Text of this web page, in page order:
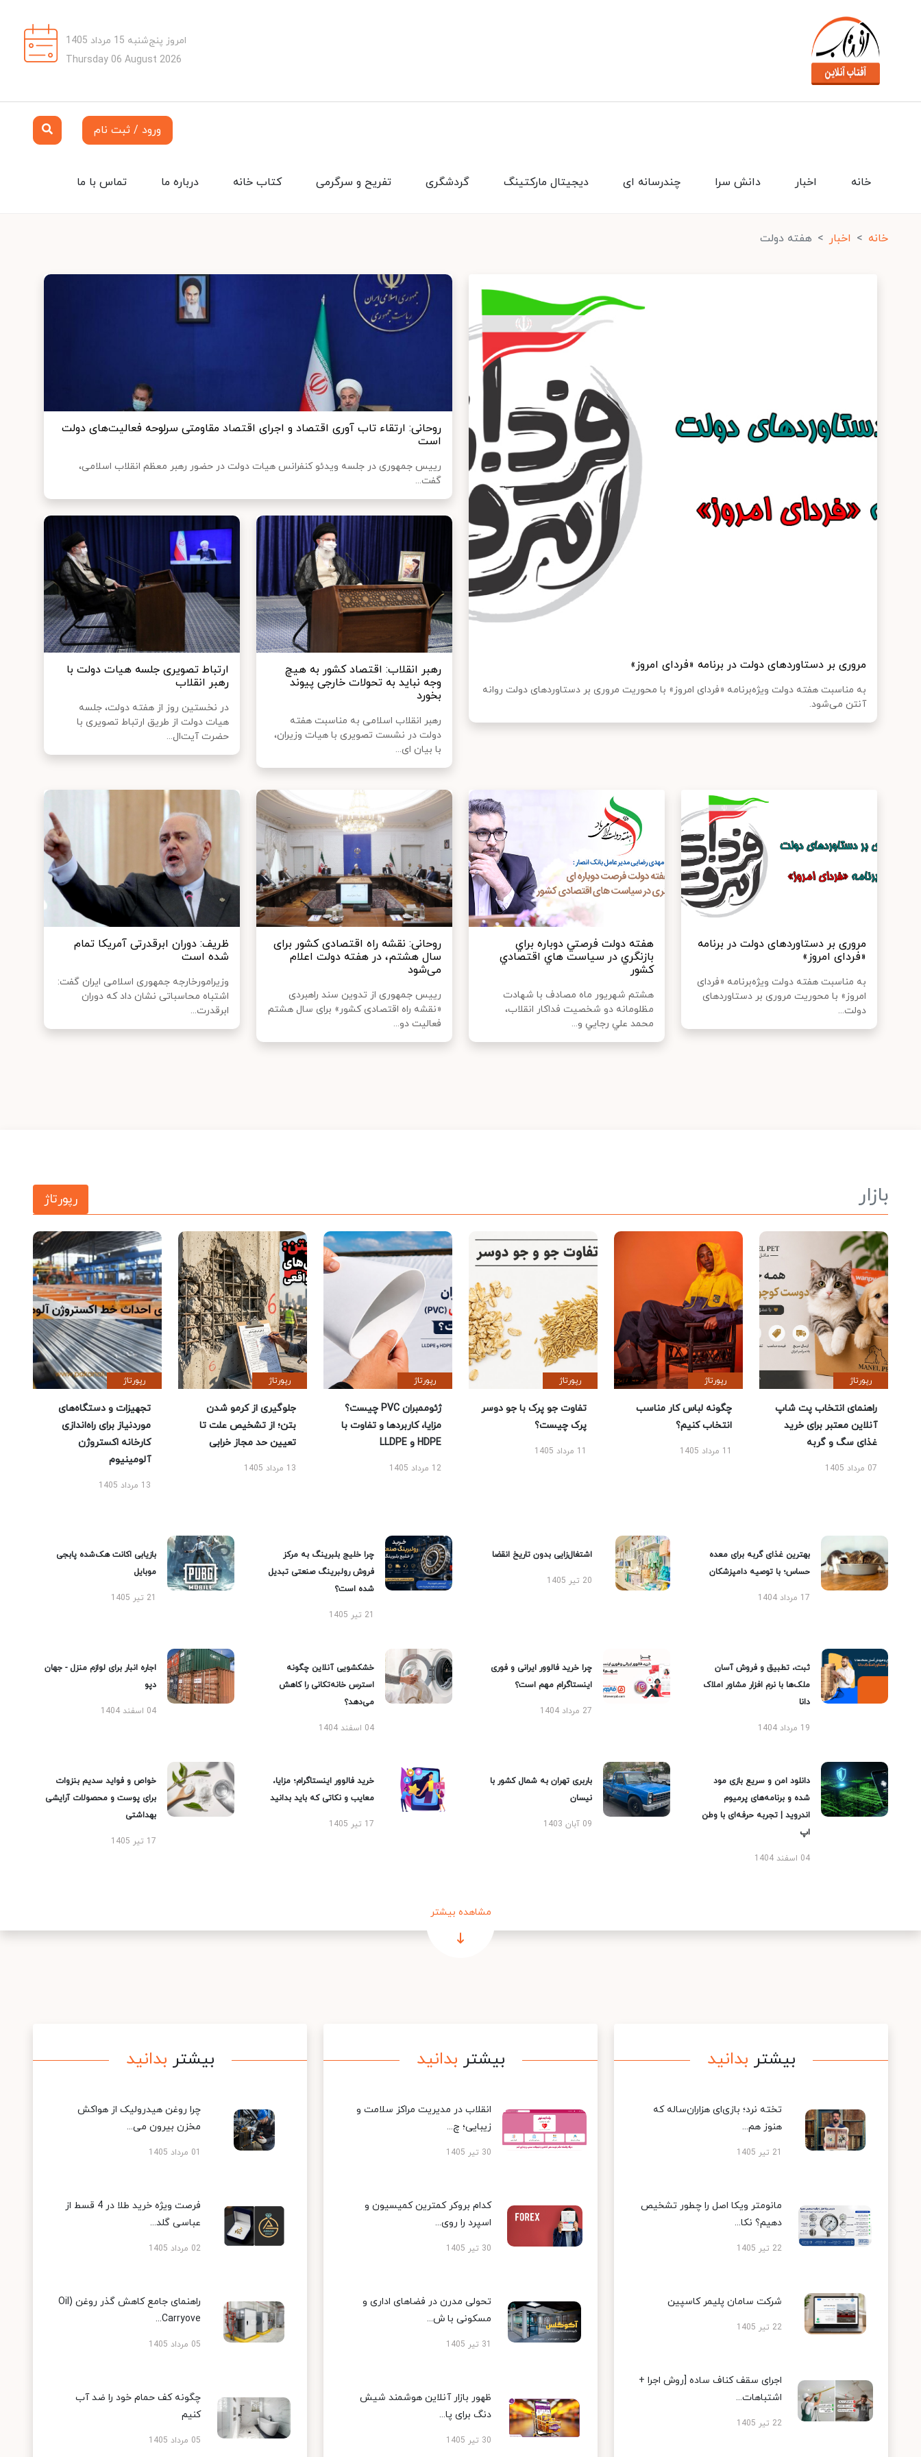
امروز پنج‌شنبه 15 مرداد 1405
Thursday 06 August 2026
ورود / ثبت نام
تماس با ما درباره ما کتاب خانه تفریح و سرگرمی گردشگری دیجیتال مارکتینگ چندرسانه ای دانش سرا اخبار خانه
خانه اخبار هفته دولت
مروری بر دستاوردهای دولت در برنامه «فردای امروز»
به مناسبت هفته دولت ویژه‌برنامه «فردای امروز» با محوریت مروری بر دستاوردهای دولت روانه
آنتن می‌شود.
روحانی: ارتقاء تاب‌ آوری اقتصاد و اجرای اقتصاد مقاومتی سرلوحه فعالیت‌های دولت
است
رییس جمهوری در جلسه ویدئو کنفرانس هیات دولت در حضور رهبر معظم انقلاب اسلامی،
گفت...
رهبر انقلاب: اقتصاد کشور به هیچ
وجه نباید به تحولات خارجی پیوند
بخورد
رهبر انقلاب اسلامی به مناسبت هفته
دولت در نشست تصویری با هیات وزیران،
با بیان ای...
ارتباط تصویری جلسه هیات دولت با
رهبر انقلاب
در نخستین روز از هفته دولت، جلسه‌
هیات دولت از طریق ارتباط تصویری با
حضرت آیت‌ال...
مروری بر دستاوردهای دولت در برنامه
«فردای امروز»
به مناسبت هفته دولت ویژه‌برنامه «فردای
امروز» با محوریت مروری بر دستاوردهای
دولت...
هفته دولت فرصتي دوباره براي
بازنگري در سياست هاي اقتصادي
کشور
هشتم شهريور ماه مصادف با شهادت
مظلومانه دو شخصيت فداکار انقلاب،
محمد علي رجايي و...
روحانی: نقشه راه اقتصادی کشور برای
سال هشتم، در هفته دولت اعلام
می‌شود
رییس جمهوری از تدوین سند راهبردی
«نقشه راه اقتصادی کشور» برای سال هشتم
فعالیت دو...
ظریف: دوران ابرقدرتی آمریکا تمام
شده است
وزیرامورخارجه جمهوری اسلامی ایران گفت:
اشتباه محاسباتی نشان داد که دوران
ابرقدرت...
بازار رپورتاژ
رپورتاژ
راهنمای انتخاب پت شاپ
آنلاین معتبر برای خرید
غذای سگ و گربه
07 مرداد 1405
رپورتاژ
چگونه لباس کار مناسب
انتخاب کنیم؟
11 مرداد 1405
رپورتاژ
تفاوت جو پرک با جو دوسر
پرک چیست؟
11 مرداد 1405
رپورتاژ
ژئوممبران PVC چیست؟
مزایا، کاربردها و تفاوت با
HDPE و LLDPE
12 مرداد 1405
رپورتاژ
جلوگیری از کرمو شدن
بتن؛ از تشخیص علت تا
تعیین حد مجاز خرابی
13 مرداد 1405
رپورتاژ
تجهیزات و دستگاه‌های
موردنیاز برای راه‌اندازی
کارخانه اکستروژن
آلومینیوم
13 مرداد 1405
بهترین غذای گربه برای معده
حساس؛ با توصیه دامپزشکان
17 مرداد 1404
اشتغال‌زایی بدون تاریخ انقضا
20 تیر 1405
چرا خلیج بلبرینگ به مرکز
فروش رولبرینگ صنعتی تبدیل
شده است؟
21 تیر 1405
بازیابی اکانت هک‌شده پابجی
موبایل
21 تیر 1405
ثبت، تطبیق و فروش آسان
ملک‌ها با نرم افزار مشاور املاک
دانا
19 مرداد 1404
چرا خرید فالوور ایرانی و فوری
اینستاگرام مهم است؟
27 مرداد 1404
خشکشویی آنلاین چگونه
استرس خانه‌تکانی را کاهش
می‌دهد؟
04 اسفند 1404
اجاره انبار برای لوازم منزل - جهان
دپو
04 اسفند 1404
دانلود امن و سریع بازی مود
شده و برنامه‌های پرمیوم
اندروید | تجربه حرفه‌ای با وطن
اپ
04 اسفند 1404
باربری تهران به شمال کشور با
نیسان
09 آبان 1403
خرید فالوور اینستاگرام؛ مزایا،
معایب و نکاتی که باید بدانید
17 تیر 1405
خواص و فواید سدیم بنزوات
برای پوست و محصولات آرایشی
بهداشتی
17 تیر 1405
مشاهده بیشتر
بیشتر بدانید
تخته نرد؛ بازی‌ای هزاران‌ساله که
هنوز هم...
21 تیر 1405
مانومتر ویکا اصل را چطور تشخیص
دهیم؟ نکا...
22 تیر 1405
شرکت سامان پلیمر کاسپین
22 تیر 1405
اجرای سقف کناف ساده [روش اجرا +
اشتباهات...
22 تیر 1405
بیشتر بدانید
انقلاب در مدیریت مراکز سلامت و
زیبایی؛ چ...
30 تیر 1405
کدام بروکر کمترین کمیسیون و
اسپرد را روی...
30 تیر 1405
تحولی مدرن در فضاهای اداری و
مسکونی با ش...
31 تیر 1405
ظهور بازار آنلاین هوشمند شیش
دنگ برای پا...
30 تیر 1405
بیشتر بدانید
چرا روغن هیدرولیک از هواکش
مخزن بیرون می...
01 مرداد 1405
فرصت ویژه خرید طلا در 4 قسط از
عباسی گلد...
02 مرداد 1405
راهنمای جامع کاهش گذر روغن (Oil
Carryove...
05 مرداد 1405
چگونه کف حمام خود را ضد آب
کنیم
05 مرداد 1405